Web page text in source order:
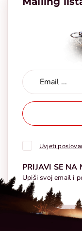
Uvjeti
PRIJAVI SE NA
Upiši svoj email i